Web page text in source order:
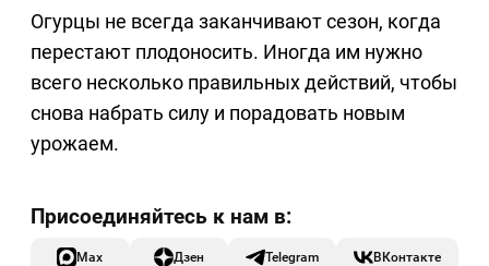
Огурцы не всегда заканчивают сезон, когда
перестают плодоносить. Иногда им нужно
всего несколько правильных действий, чтобы
снова набрать силу и порадовать новым
урожаем.
Max Дзен Telegram ВКонтакте